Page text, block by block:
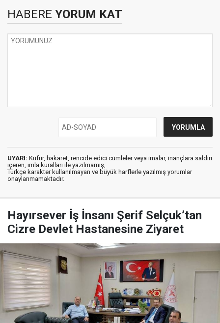
HABERE YORUM KAT
UYARI: Küfür, hakaret, rencide edici cümleler veya imalar, inançlara saldırı
içeren, imla kuralları ile yazılmamış,
Türkçe karakter kullanılmayan ve büyük harflerle yazılmış yorumlar
onaylanmamaktadır.
Hayırsever İş İnsanı Şerif Selçuk’tan
Cizre Devlet Hastanesine Ziyaret